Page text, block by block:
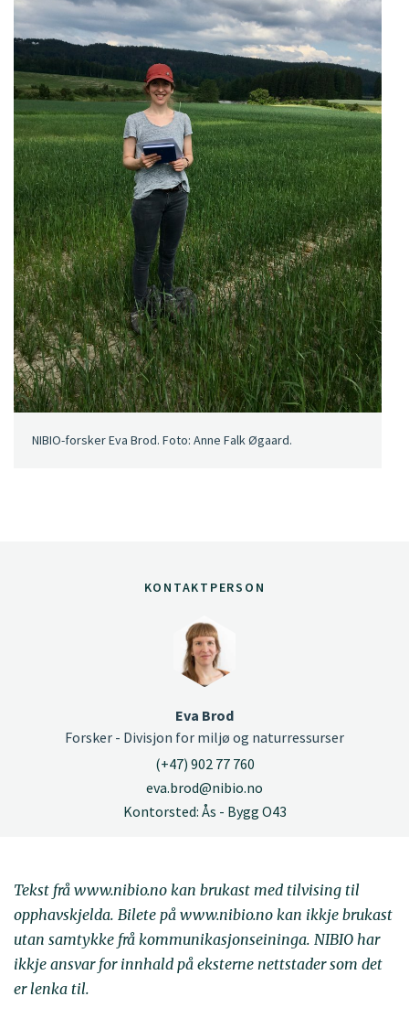
NIBIO-forsker Eva Brod. Foto: Anne Falk Øgaard.
KONTAKTPERSON
Eva Brod
Forsker - Divisjon for miljø og naturressurser
(+47) 902 77 760
eva.brod@nibio.no
Kontorsted: Ås - Bygg O43
Tekst frå www.nibio.no kan brukast med tilvising til
opphavskjelda. Bilete på www.nibio.no kan ikkje brukast
utan samtykke frå kommunikasjonseininga. NIBIO har
ikkje ansvar for innhald på eksterne nettstader som det
er lenka til.